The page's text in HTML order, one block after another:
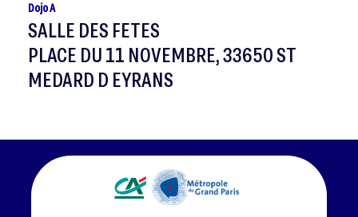
Dojo A
SALLE DES FETES
PLACE DU 11 NOVEMBRE, 33650 ST
MEDARD D EYRANS